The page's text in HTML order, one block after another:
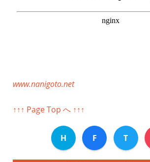
www.nanigoto.net
↑↑↑ Page Top へ ↑↑↑
H F T